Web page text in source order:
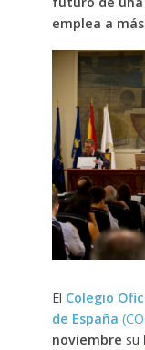
emplea a
El Colegio
de España
noviembre su